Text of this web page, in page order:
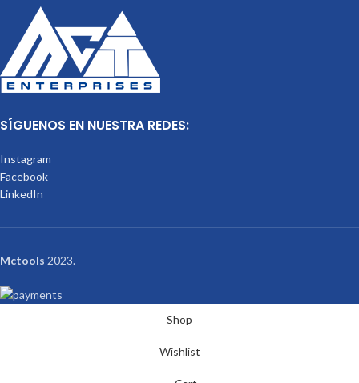
SÍGUENOS EN NUESTRA REDES:
Instagram
Facebook
LinkedIn
Mctools 2023.
Shop
Wishlist